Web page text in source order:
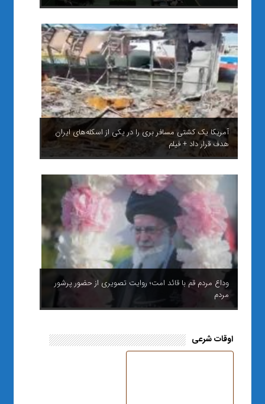
آمریکا یک کشتی مسافر بری را در یکی از اسکله‌های ایران
هدف قرار داد + فیلم
وداع مردم قم با قائد امت؛ روایت تصویری از حضور پرشور
مردم
اوقات شرعی